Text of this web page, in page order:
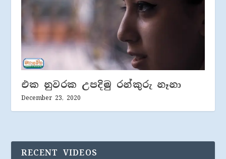
එක නුවරක උපදිමු රන්කුරු නෑනා
December 23, 2020
RECENT VIDEOS